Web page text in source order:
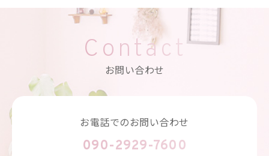
Contact
お問い合わせ
お電話でのお問い合わせ
090-2929-7600